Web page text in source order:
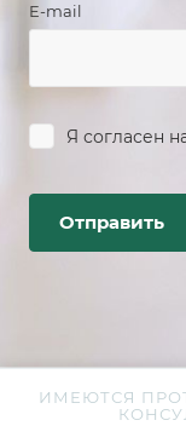
E-mail
Я согласен
ИМЕЮТСЯ